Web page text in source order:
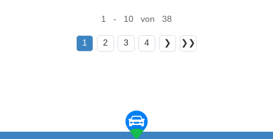
1 - 10 von 38
1 2 3 4 ❯ ❯❯